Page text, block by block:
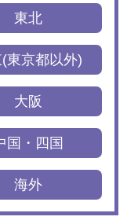
東北
(東京都以外)
大阪
国・四国
海外